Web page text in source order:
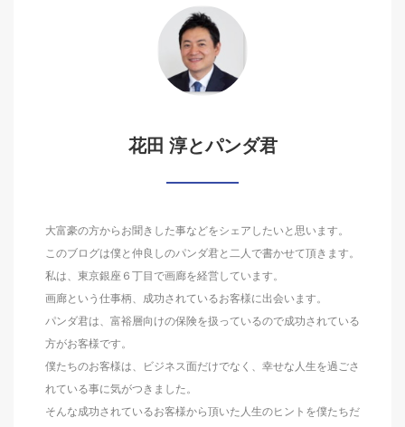
花田 淳とパンダ君
大富豪の方からお聞きした事などをシェアしたいと思います。
このブログは僕と仲良しのパンダ君と二人で書かせて頂きます。
私は、東京銀座６丁目で画廊を経営しています。
画廊という仕事柄、成功されているお客様に出会います。
パンダ君は、富裕層向けの保険を扱っているので成功されている
方がお客様です。
僕たちのお客様は、ビジネス面だけでなく、幸せな人生を過ごさ
れている事に気がつきました。
そんな成功されているお客様から頂いた人生のヒントを僕たちだ